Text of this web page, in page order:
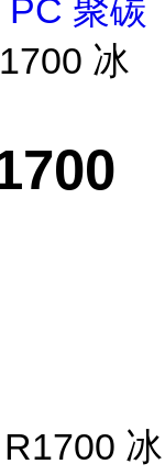
PC 聚碳
冰
冰